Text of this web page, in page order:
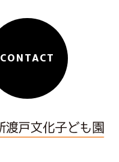
CONTACT